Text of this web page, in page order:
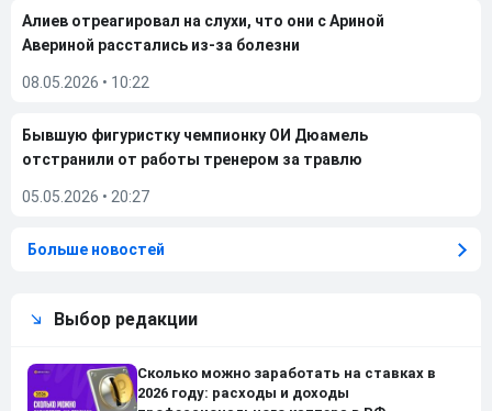
Алиев отреагировал на слухи, что они с Ариной
Авериной расстались из-за болезни
08.05.2026 • 10:22
Бывшую фигуристку чемпионку ОИ Дюамель
отстранили от работы тренером за травлю
05.05.2026 • 20:27
Больше новостей
Выбор редакции
Сколько можно заработать на ставках в
2026 году: расходы и доходы